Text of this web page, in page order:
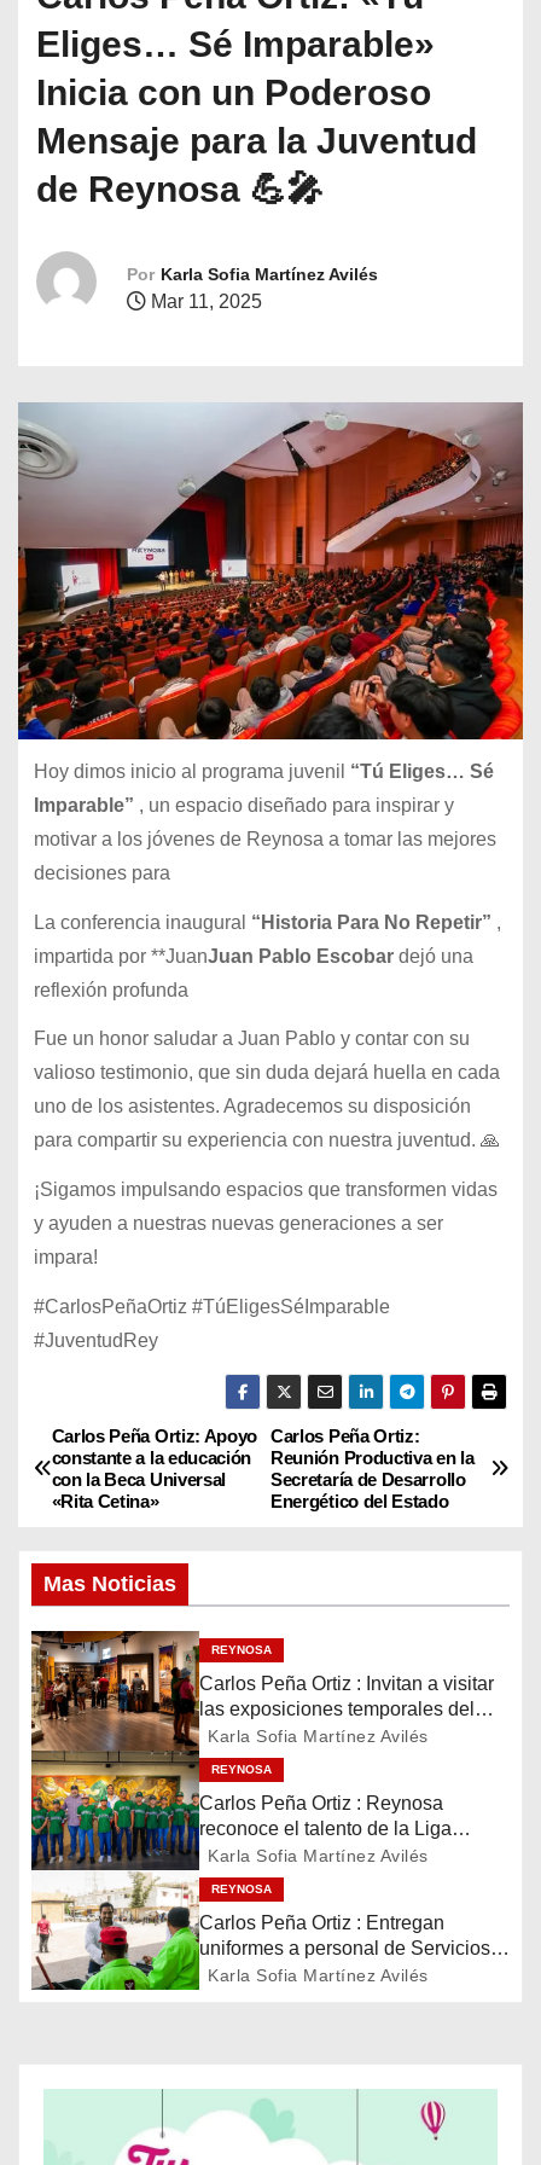
Eliges… Sé Imparable»
Inicia con un Poderoso
Mensaje para la Juventud
de Reynosa 💪🎤
Por Karla Sofia Martínez Avilés
Mar 11, 2025
Hoy dimos inicio al programa juvenil “Tú Eliges… Sé
Imparable” , un espacio diseñado para inspirar y
motivar a los jóvenes de Reynosa a tomar las mejores
decisiones para
La conferencia inaugural “Historia Para No Repetir” ,
impartida por **JuanJuan Pablo Escobardejó una
reflexión profunda
Fue un honor saludar a Juan Pablo y contar con su
valioso testimonio, que sin duda dejará huella en cada
uno de los asistentes. Agradecemos su disposición
para compartir su experiencia con nuestra juventud. 🙏
¡Sigamos impulsando espacios que transformen vidas
y ayuden a nuestras nuevas generaciones a ser
impara!
#CarlosPeñaOrtiz #TúEligesSéImparable
#JuventudRey
N
a
e
g
a
c
i
ó
n
d
Carlos Peña Ortiz:
Reunión Productiva en la
Secretaría de Desarrollo
Energético del Estado
Carlos Peña Ortiz: Apoyo
constante a la educación
con la Beca Universal
«Rita Cetina»
Mas Noticias
REYNOSA
Carlos Peña Ortiz : Invitan a visitar
las exposiciones temporales del
Museo del Ferrocarril Reynosa
Karla Sofia Martínez Avilés
REYNOSA
Carlos Peña Ortiz : Reynosa
reconoce el talento de la Liga
Treviño Kelly, subcampeona
latinoamericana
Karla Sofia Martínez Avilés
REYNOSA
Carlos Peña Ortiz : Entregan
uniformes a personal de Servicios
Públicos de Reynosa
Karla Sofia Martínez Avilés